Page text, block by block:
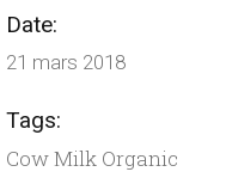
Date:
21 mars 2018
Tags:
CowMilk Organic